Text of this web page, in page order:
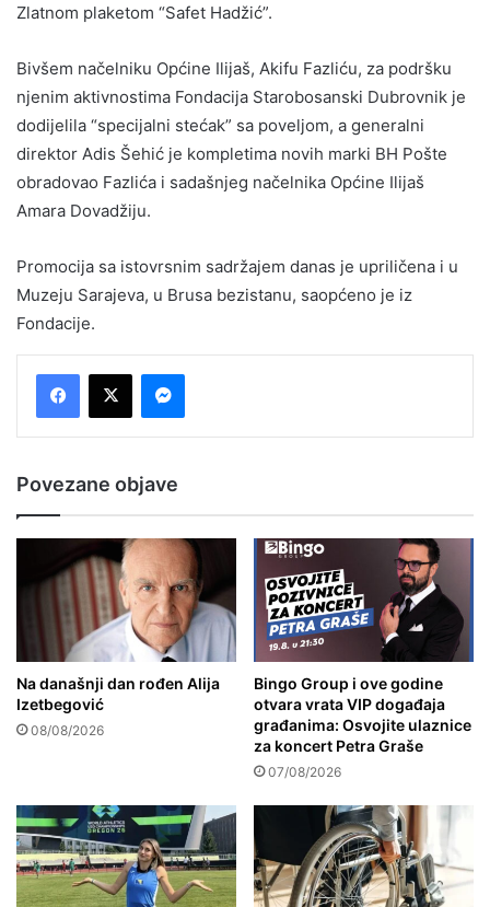
Zlatnom plaketom “Safet Hadžić”.
Bivšem načelniku Općine Ilijaš, Akifu Fazliću, za podršku
njenim aktivnostima Fondacija Starobosanski Dubrovnik je
dodijelila “specijalni stećak” sa poveljom, a generalni
direktor Adis Šehić je kompletima novih marki BH Pošte
obradovao Fazlića i sadašnjeg načelnika Općine Ilijaš
Amara Dovadžiju.
Promocija sa istovrsnim sadržajem danas je upriličena i u
Muzeju Sarajeva, u Brusa bezistanu, saopćeno je iz
Fondacije.
Povezane objave
Na današnji dan rođen Alija
Izetbegović
08/08/2026
Bingo Group i ove godine
otvara vrata VIP događaja
građanima: Osvojite ulaznice
za koncert Petra Graše
07/08/2026